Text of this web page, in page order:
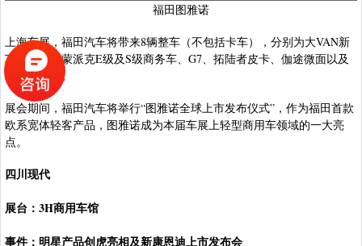
福田图雅诺
上海车展，福田汽车将带来8辆整车（不包括卡车），分别为大VAN新
车图雅诺、蒙派克E级及S级商务车、G7、拓陆者皮卡、伽途微面以及
SUV萨瓦纳。
展会期间，福田汽车将举行“图雅诺全球上市发布仪式”，作为福田首款
欧系宽体轻客产品，图雅诺成为本届车展上轻型商用车领域的一大亮
点。
四川现代
展台：3H商用车馆
事件：明星产品创虎亮相及新康恩迪上市发布会